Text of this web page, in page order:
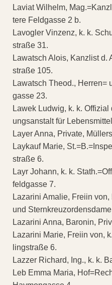
Laviat Wilhelm,
tere Feldgasse 2 b.
Lavogler Vinzenz, k. k.
straße 31.
Lawatsch Alois, Kanzlist d.
straße 105.
Lawatsch Theod., Herren=
gasse 23.
Lawek Ludwig, k. k.
ungsanstalt für
Layer Anna, Private,
Laykauf Marie,
straße 6.
Layr Johann, k. k.
feldgasse 7.
Lazarini Amalie, Freiin von,
und
Lazarini Anna, Baronin,
Lazarini Marie, Freiin von,
lingstraße 6.
Lazzer Richard, Ing., k. k.
Leb Emma Maria,